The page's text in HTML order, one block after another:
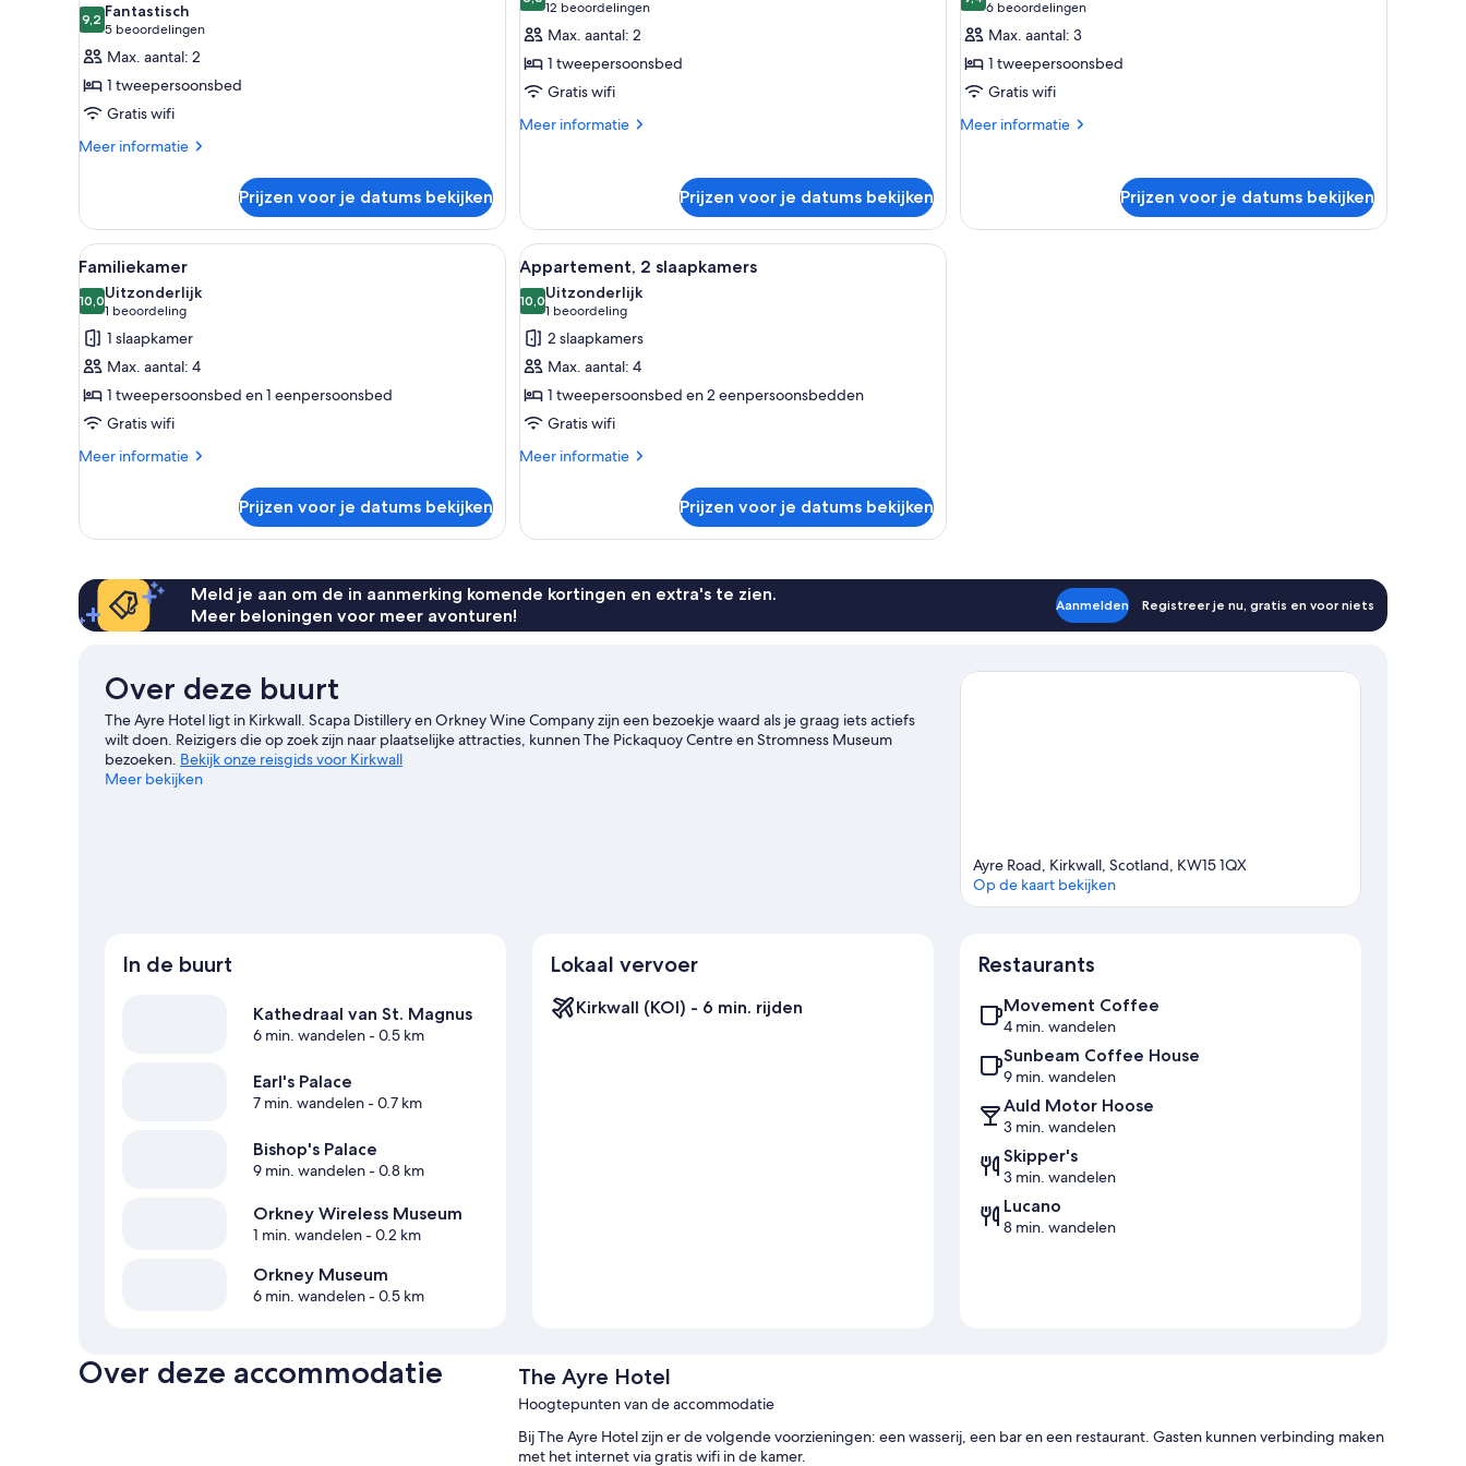
eenpersoonsbedden,
uitzicht
op
Panorama
tweepersoonskamer,
1
tweepersoonsbed,
uitzicht
op
9,29,2 van 10
Fantastisch
5 beoordelingen
(5
beoordelingen)
Max. aantal: 2
1 tweepersoonsbed
Gratis wifi
Meer informatie
Meer
tweepersoonskamer,
tweepersoonsbed,
uitzicht
op
Prijzen voor je datums bekijken
Tweepersoonskamer,
1
tweepersoonsbed
laden
8,6 van 10
12 beoordelingen
(12
beoordelingen)
Max. aantal: 2
1 tweepersoonsbed
Gratis wifi
Meer informatie
Meer
tweepersoonsbed
Prijzen voor je datums bekijken
Appartement,
1
tweepersoonsbed
laden
9,4 van 10
6 beoordelingen
(6
beoordelingen)
Max. aantal: 3
1 tweepersoonsbed
Gratis wifi
Meer informatie
Meer
tweepersoonsbed
Prijzen voor je datums bekijken
Alle
foto's
voor
Familiekamer
laden
Een hotelkamer met twee bedden, een televisie, een spiegel en een deur.
1
Familiekamer
10,010,0 van 10
Uitzonderlijk
1 beoordeling
(1
beoordeling)
1 slaapkamer
Max. aantal: 4
1 tweepersoonsbed en 1 eenpersoonsbed
Gratis wifi
Meer informatie
Meer
Prijzen voor je datums bekijken
Alle
foto's
voor
Appartement,
2
slaapkamers
laden
Een compacte woonruimte met een kitchenette, een eethoek en een slaapbank.
1
Appartement, 2 slaapkamers
10,010,0 van 10
Uitzonderlijk
1 beoordeling
(1
beoordeling)
2 slaapkamers
Max. aantal: 4
1 tweepersoonsbed en 2 eenpersoonsbedden
Gratis wifi
Meer informatie
Meer
2
Prijzen voor je datums bekijken
Meld je aan om de in aanmerking komende kortingen en extra's te zien.
Meer beloningen voor meer avonturen!
Aanmelden Registreer je nu, gratis en voor niets
Over deze buurt
The Ayre Hotel ligt in Kirkwall. Scapa Distillery en Orkney Wine Company zijn een bezoekje waard als je graag iets actiefs
wilt doen. Reizigers die op zoek zijn naar plaatselijke attracties, kunnen The Pickaquoy Centre en Stromness Museum
bezoeken. Bekijk onze reisgids voor Kirkwall
Meer bekijken
Ayre Road, Kirkwall, Scotland, KW15 1QX
Op de kaart bekijken
In de buurt
Kathedraal van St. Magnus
6 min. wandelen- 0.5 km
Earl's Palace
7 min. wandelen- 0.7 km
Bishop's Palace
9 min. wandelen- 0.8 km
Orkney Wireless Museum
1 min. wandelen- 0.2 km
Orkney Museum
6 min. wandelen- 0.5 km
Lokaal vervoer
Kirkwall (KOI) - 6 min. rijden
Restaurants
Movement Coffee
4 min. wandelen
Sunbeam Coffee House
9 min. wandelen
Auld Motor Hoose
3 min. wandelen
Skipper's
3 min. wandelen
Lucano
8 min. wandelen
Over deze accommodatie The Ayre Hotel
Hoogtepunten van de accommodatie
Bij The Ayre Hotel zijn er de volgende voorzieningen: een wasserij, een bar en een restaurant. Gasten kunnen verbinding maken
met het internet via gratis wifi in de kamer.